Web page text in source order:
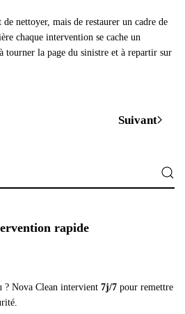
de nettoyer, mais de restaurer un cadre de
chaque intervention se cache un
tourner la page du sinistre et à repartir sur
Suivant
rapide
? Nova Clean intervient 7j/7 pour remettre